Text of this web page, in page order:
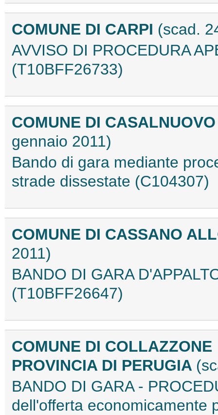
COMUNE DI CARPI (scad.
AVVISO DI PROCEDURA
(T10BFF26733)
COMUNE DI
gennaio 2011)
Bando di gara mediante
strade dissestate (C104307)
COMUNE DI CASSANO
2011)
BANDO DI GARA
(T10BFF26647)
COMUNE DI COLLAZZONE
PROVINCIA DI PERUGIA
BANDO DI GARA -
dell'offerta economicamente